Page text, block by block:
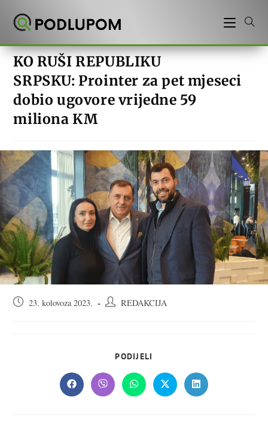
KO RUŠI REPUBLIKU
SRPSKU: Prointer za pet mjeseci
dobio ugovore vrijedne 59
miliona KM
Objava23. kolovoza 2023.
AutorREDAKCIJA
PODIJELI
CONTENT
Opens
in
Opens
in
Opens
in
Opens
in
Opens
in